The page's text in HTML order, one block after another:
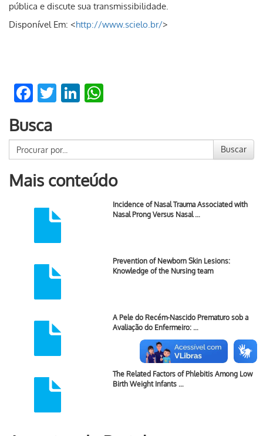
pública e discute sua transmissibilidade.
Disponível Em: <http://www.scielo.br/>
Facebook
TwitterLinkedIn
Busca
Buscar
Mais conteúdo
Incidence of Nasal Trauma Associated with
Nasal Prong Versus Nasal …
Prevention of Newborn Skin Lesions:
Knowledge of the Nursing team
A Pele do Recém-Nascido Prematuro sob a
Avaliação do Enfermeiro: …
The Related Factors of Phlebitis Among Low
Birth Weight Infants …